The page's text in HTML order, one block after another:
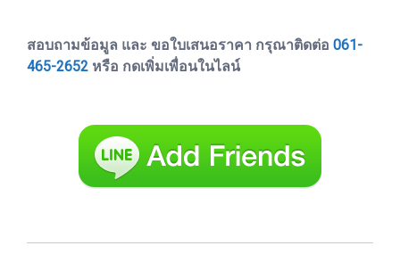
สอบถามข้อมูล และ ขอใบเสนอราคา กรุณาติดต่อ 061-
465-2652 หรือ กดเพิ่มเพื่อนในไลน์